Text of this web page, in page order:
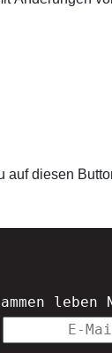
auf diesen
leben